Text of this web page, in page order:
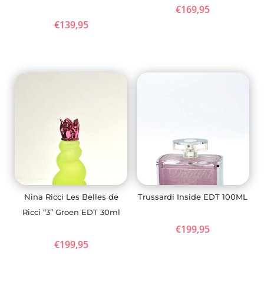
€139,95
€169,95
Nina Ricci Les Belles de
Ricci “3” Groen EDT 30ml
€199,95
Trussardi Inside EDT 100ML
€199,95